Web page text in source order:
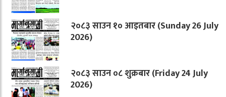
२०८३ साउन १० आइतबार (Sunday 26 July
2026)
२०८३ साउन ०८ शुक्रबार (Friday 24 July
2026)